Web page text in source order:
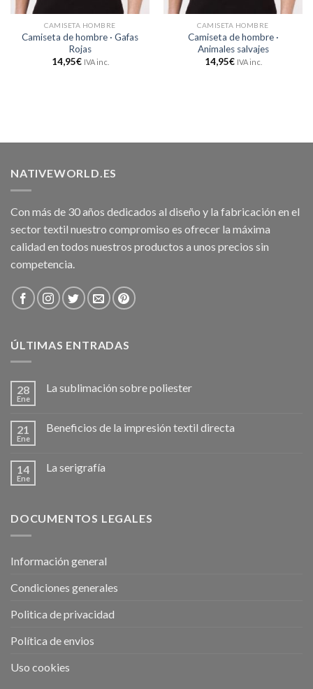
CAMISETA HOMBRE
Camiseta de hombre · Gafas
Rojas
14,95€ IVA inc.
CAMISETA HOMBRE
Camiseta de hombre ·
Animales salvajes
14,95€ IVA inc.
NATIVEWORLD.ES
Con más de 30 años dedicados al diseño y la fabricación en el
sector textil nuestro compromiso es ofrecer la máxima
calidad en todos nuestros productos a unos precios sin
competencia.
ÚLTIMAS ENTRADAS
28
Ene
La sublimación sobre poliester
21
Ene
Beneficios de la impresión textil directa
14
Ene
La serigrafía
DOCUMENTOS LEGALES
Información general
Condiciones generales
Politica de privacidad
Política de envios
Uso cookies